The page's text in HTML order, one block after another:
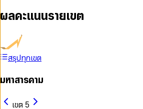
ผลคะแนนรายเขต
สรุปทุกเขต
มหาสารคาม
เขต 5